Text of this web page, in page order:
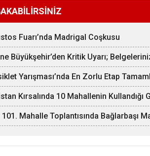
Fuarı’nda Madrigal Coşkusu
Büyükşehir’den Kritik Uyarı;
Yarışması’nda En Zorlu Etap
Kırsalında 10 Mahallenin Kullandığı
101. Mahalle Toplantısında Bağlarbaşı